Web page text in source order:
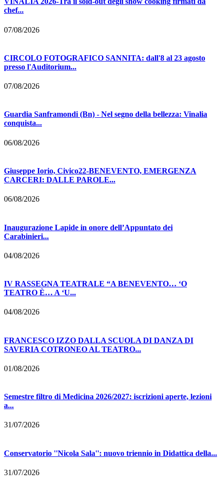
chef...
07/08/2026
CIRCOLO FOTOGRAFICO SANNITA: dall'8 al 23 agosto
presso l'Auditorium...
07/08/2026
Guardia Sanframondi (Bn) - Nel segno della bellezza: Vinalia
conquista...
06/08/2026
Giuseppe Iorio, Civico22-BENEVENTO, EMERGENZA
CARCERI: DALLE PAROLE...
06/08/2026
Inaugurazione Lapide in onore dell’Appuntato dei
Carabinieri...
04/08/2026
IV RASSEGNA TEATRALE “A BENEVENTO… ‘O
TEATRO È… A ‘U...
04/08/2026
FRANCESCO IZZO DALLA SCUOLA DI DANZA DI
SAVERIA COTRONEO AL TEATRO...
01/08/2026
Semestre filtro di Medicina 2026/2027: iscrizioni aperte, lezioni
a...
31/07/2026
Conservatorio ''Nicola Sala'': nuovo triennio in Didattica della...
31/07/2026